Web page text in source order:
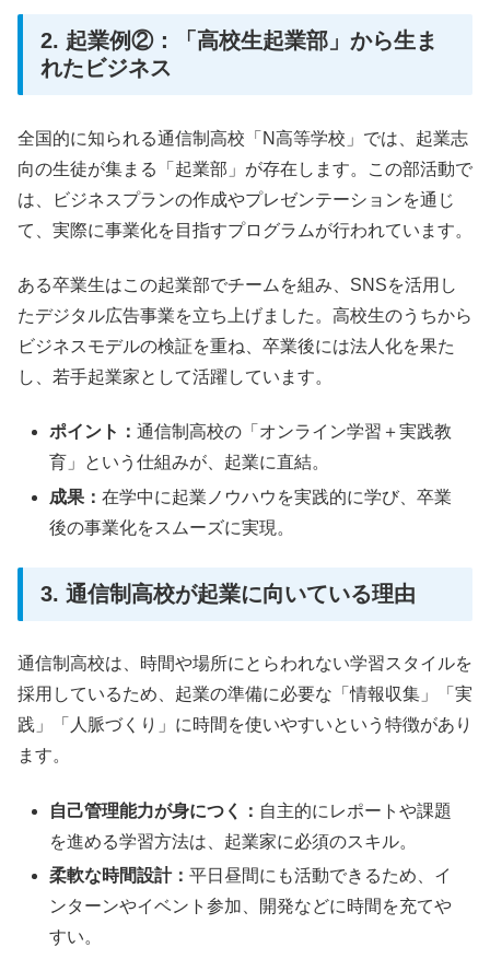
2. 起業例②：「高校生起業部」から生ま
れたビジネス
全国的に知られる通信制高校「N高等学校」では、起業志
向の生徒が集まる「起業部」が存在します。この部活動で
は、ビジネスプランの作成やプレゼンテーションを通じ
て、実際に事業化を目指すプログラムが行われています。
ある卒業生はこの起業部でチームを組み、SNSを活用し
たデジタル広告事業を立ち上げました。高校生のうちから
ビジネスモデルの検証を重ね、卒業後には法人化を果た
し、若手起業家として活躍しています。
ポイント：通信制高校の「オンライン学習＋実践教
育」という仕組みが、起業に直結。
成果：在学中に起業ノウハウを実践的に学び、卒業
後の事業化をスムーズに実現。
3. 通信制高校が起業に向いている理由
通信制高校は、時間や場所にとらわれない学習スタイルを
採用しているため、起業の準備に必要な「情報収集」「実
践」「人脈づくり」に時間を使いやすいという特徴があり
ます。
自己管理能力が身につく： 自主的にレポートや課題
を進める学習方法は、起業家に必須のスキル。
柔軟な時間設計：平日昼間にも活動できるため、イ
ンターンやイベント参加、開発などに時間を充てや
すい。